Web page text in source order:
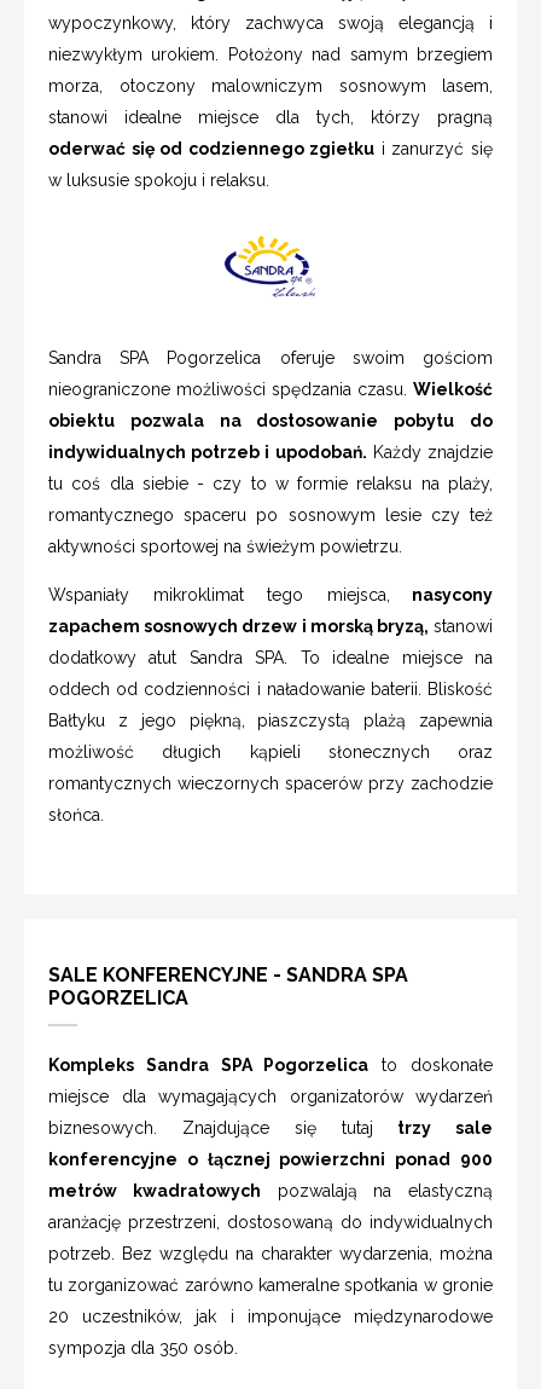
wypoczynkowy, który zachwyca swoją elegancją i
niezwykłym urokiem. Położony nad samym brzegiem
morza, otoczony malowniczym sosnowym lasem,
stanowi idealne miejsce dla tych, którzy pragną
oderwać się od codziennego zgiełku i zanurzyć się
w luksusie spokoju i relaksu.
Sandra SPA Pogorzelica oferuje swoim gościom
nieograniczone możliwości spędzania czasu. Wielkość
obiektu pozwala na dostosowanie pobytu do
indywidualnych potrzeb i upodobań. Każdy znajdzie
tu coś dla siebie - czy to w formie relaksu na plaży,
romantycznego spaceru po sosnowym lesie czy też
aktywności sportowej na świeżym powietrzu.
Wspaniały mikroklimat tego miejsca,
nasycony
zapachem sosnowych drzew i morską bryzą, stanowi
dodatkowy atut Sandra SPA. To idealne miejsce na
oddech od codzienności i naładowanie baterii. Bliskość
Bałtyku z jego piękną, piaszczystą plażą zapewnia
możliwość długich kąpieli słonecznych oraz
romantycznych wieczornych spacerów przy zachodzie
słońca.
SALE KONFERENCYJNE - SANDRA SPA
POGORZELICA
Kompleks Sandra SPA Pogorzelica to doskonałe
miejsce dla wymagających organizatorów wydarzeń
biznesowych. Znajdujące się tutaj trzy sale
konferencyjne o łącznej powierzchni ponad 900
metrów kwadratowych pozwalają na elastyczną
aranżację przestrzeni, dostosowaną do indywidualnych
potrzeb. Bez względu na charakter wydarzenia, można
tu zorganizować zarówno kameralne spotkania w gronie
20 uczestników, jak i imponujące międzynarodowe
sympozja dla 350 osób.